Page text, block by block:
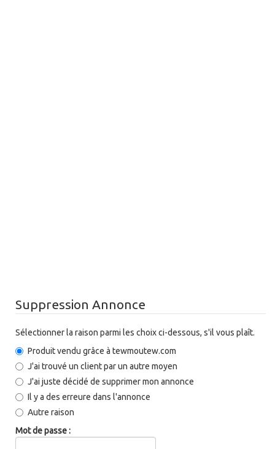
Suppression Annonce
Sélectionner la raison parmi les choix ci-dessous, s'il vous plaît.
Produit vendu grâce à tewmoutew.com
J'ai trouvé un client par un autre moyen
J'ai juste décidé de supprimer mon annonce
Il y a des erreure dans l'annonce
Autre raison
Mot de passe :